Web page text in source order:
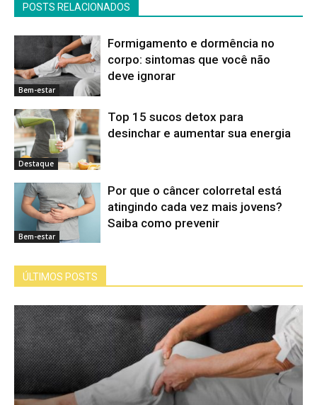
POSTS RELACIONADOS
Bem-estar
Formigamento e dormência no
corpo: sintomas que você não
deve ignorar
Destaque
Top 15 sucos detox para
desinchar e aumentar sua energia
Bem-estar
Por que o câncer colorretal está
atingindo cada vez mais jovens?
Saiba como prevenir
ÚLTIMOS POSTS